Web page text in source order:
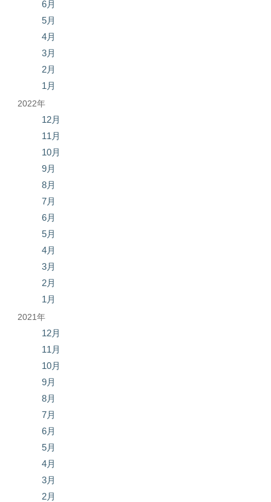
6月
5月
4月
3月
2月
1月
2022年
12月
11月
10月
9月
8月
7月
6月
5月
4月
3月
2月
1月
2021年
12月
11月
10月
9月
8月
7月
6月
5月
4月
3月
2月